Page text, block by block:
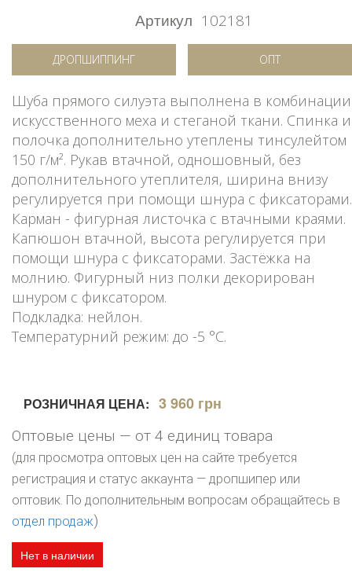
Артикул 102181
ДРОПШИППИНГ ОПТ
Шуба прямого силуэта выполнена в комбинации
искусственного меха и стеганой ткани. Спинка и
полочка дополнительно утеплены тинсулейтом
150 г/м². Рукав втачной, одношовный, без
дополнительного утеплителя, ширина внизу
регулируется при помощи шнура с фиксаторами.
Карман - фигурная листочка с втачными краями.
Капюшон втачной, высота регулируется при
помощи шнура с фиксаторами. Застёжка на
молнию. Фигурный низ полки декорирован
шнуром с фиксатором.
Подкладка: нейлон.
Температурний режим: до -5 °C.
РОЗНИЧНАЯ ЦЕНА: 3 960 грн
Оптовые цены — от 4 единиц товара
(для просмотра оптовых цен на сайте требуется
регистрация и статус аккаунта — дропшипер или
оптовик. По дополнительным вопросам обращайтесь в
отдел продаж)
Нет в наличии